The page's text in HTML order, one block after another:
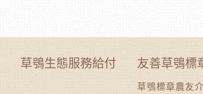
草鴞生態服務給付 友善草鴞標
草鴞標章農友